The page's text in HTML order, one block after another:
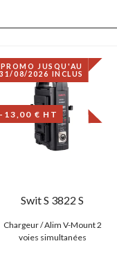
PROMO JUSQU'AU
31/08/2026 INCLUS
-13,00 € HT
Swit S 3822 S
Chargeur / Alim V-Mount 2
voies simultanées